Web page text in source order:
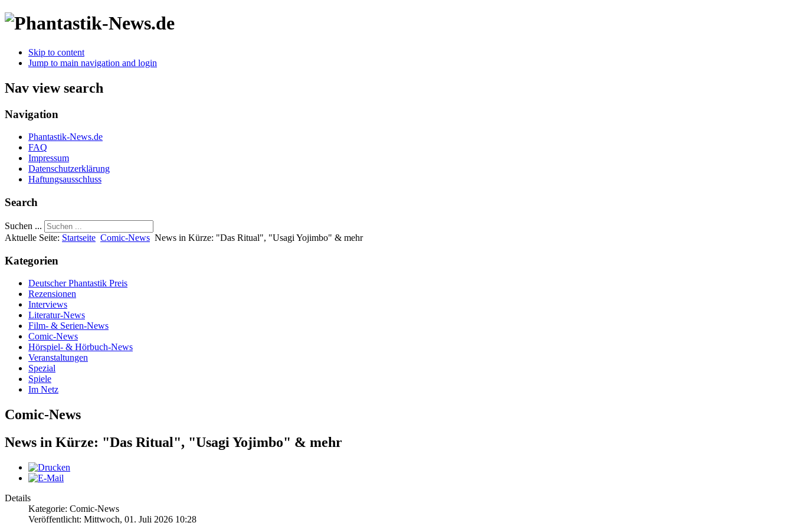
Skip to content
Jump to main navigation and login
Nav view search
Navigation
Phantastik-News.de
FAQ
Impressum
Datenschutzerklärung
Haftungsausschluss
Search
Suchen ...
Aktuelle Seite: Startseite Comic-News News in Kürze: "Das Ritual", "Usagi Yojimbo" & mehr
Kategorien
Deutscher Phantastik Preis
Rezensionen
Interviews
Literatur-News
Film- & Serien-News
Comic-News
Hörspiel- & Hörbuch-News
Veranstaltungen
Spezial
Spiele
Im Netz
Comic-News
News in Kürze: "Das Ritual", "Usagi Yojimbo" & mehr
Details
Kategorie: Comic-News
Veröffentlicht: Mittwoch, 01. Juli 2026 10:28